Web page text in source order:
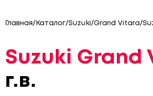
Главная/ Каталог/Suzuki/Grand Vitara/
Suzuki Grand
г.в.